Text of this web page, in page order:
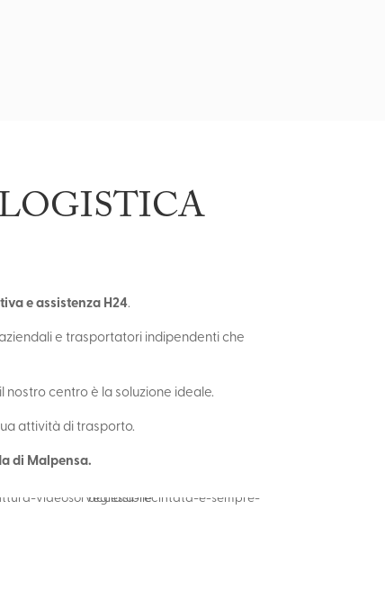
e assistenza H24.
e trasportatori indipendenti che
centro è la soluzione ideale.
attività di trasporto.
di Malpensa.